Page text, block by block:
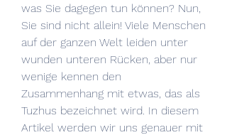
was Sie dagegen tun können? Nun,
Sie sind nicht allein! Viele Menschen
auf der ganzen Welt leiden unter
wunden unteren Rücken, aber nur
wenige kennen den
Zusammenhang mit etwas, das als
Tuzhus bezeichnet wird. In diesem
Artikel werden wir uns genauer mit